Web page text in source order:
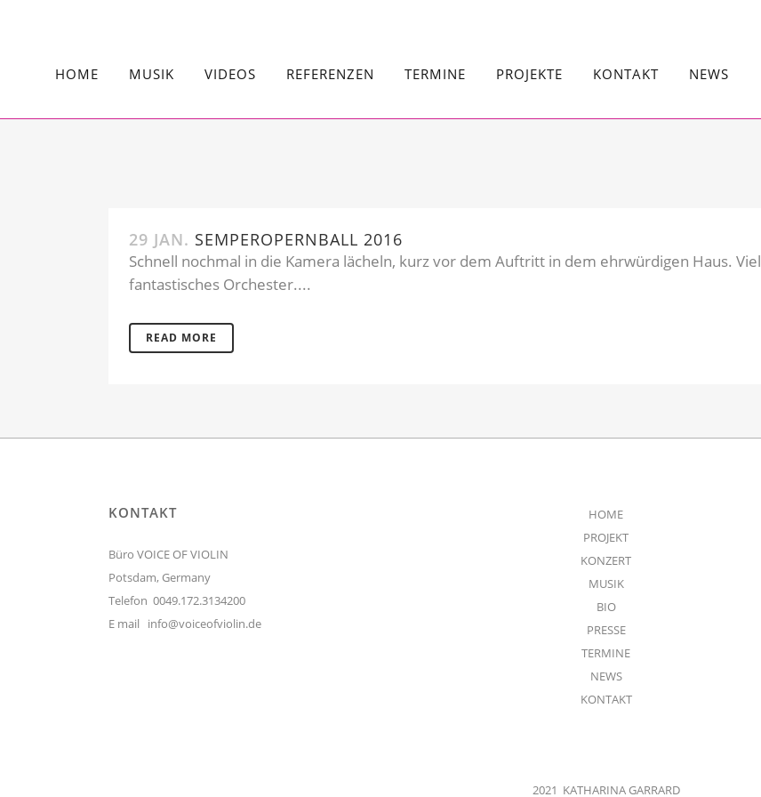
HOME MUSIK VIDEOS REFERENZEN TERMINE PROJEKTE KONTAKT NEWS
29 JAN. SEMPEROPERNBALL 2016
Schnell nochmal in die Kamera lächeln, kurz vor dem Auftritt in dem ehrwürdigen Haus.
fantastisches Orchester....
READ MORE
KONTAKT
Büro VOICE OF VIOLIN
Potsdam, Germany
Telefon 0049.172.3134200
E mail info@voiceofviolin.de
HOME
PROJEKT
KONZERT
MUSIK
BIO
PRESSE
TERMINE
NEWS
KONTAKT
2021 KATHARINA GARRARD